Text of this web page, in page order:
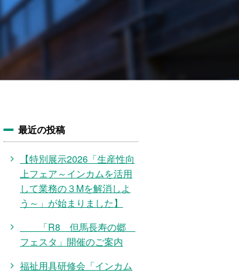
最近の投稿
【特別展示2026「生産性向
上フェア～インカムを活用
して業務の３Mを解消しよ
う～」が始まりました】
「R8 但馬長寿の郷
フェスタ」開催のご案内
福祉用具研修会「インカム